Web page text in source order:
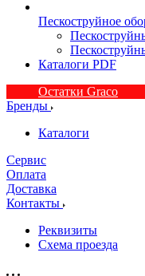
Пескоструйное
Каталоги PDF
Остатки Graco
Бренды
Каталоги
Сервис
Оплата
Доставка
Контакты
Реквизиты
Схема проезда